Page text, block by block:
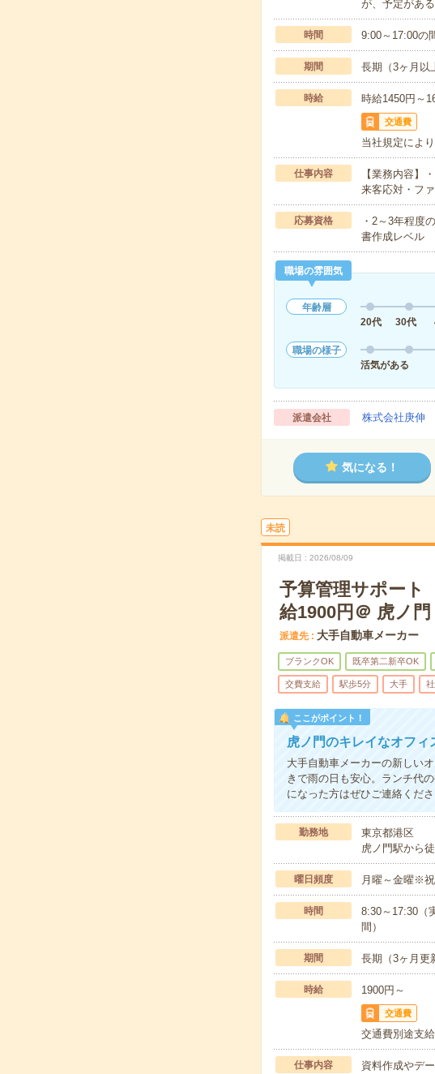
が、予定があ
時間 9:00～17:00の
期間 長期（3ヶ月以
時給 時給1450円～
交通費
当社規定によ
仕事内容
【業務内容】
来客応対・フ
応募資格
・2～3年程度
書作成レベル
職場の雰囲気
年齢層
20代
30代
職場の様子
活気がある
派遣会社 株式会社庚伸
気になる！
未読
掲載日 2026/08/09
予算管理サポート
給1900円＠ 虎ノ門
派遣先 大手自動車メーカー
ブランクOK 既卒第二新卒OK
交費支給 駅歩5分 大手
ここがポイント！
虎ノ門のキレイなオフ
大手自動車メーカーの新しい
きで雨の日も安心。ランチ代
になった方はぜひご連絡くださ
勤務地
東京都港区
虎ノ門駅から
曜日頻度 月曜～金曜※
時間
8:30～17:30（
間）
期間 長期（3ヶ月更
時給 1900円～
交通費
交通費別途支給
仕事内容
資料作成やデ